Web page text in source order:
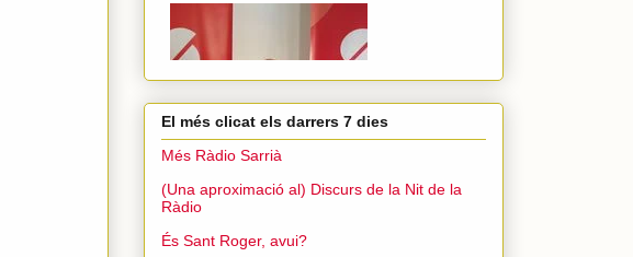
El més clicat els darrers 7 dies
Més Ràdio Sarrià
(Una aproximació al) Discurs de la Nit de la
Ràdio
És Sant Roger, avui?